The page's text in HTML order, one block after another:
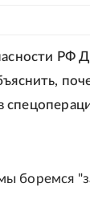
РФ
боремся